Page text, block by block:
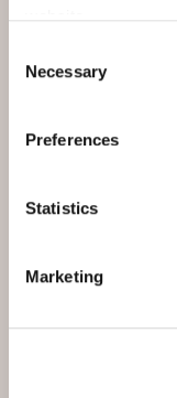
Selection
Necessary
Preferences
Statistics
Marketing
Teilnahme an
Naluns
Fragen Sie